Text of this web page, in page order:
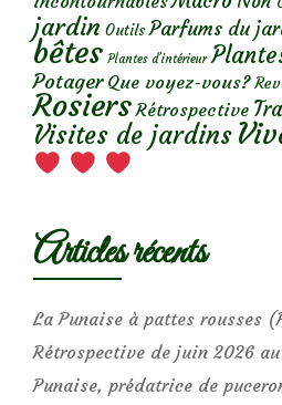
jardin Outils Parfums du
bêtes Plantes d’intérieur
Potager Que voyez-vous?
Rosiers Rétrospective
Visites de jardins
Articles récents
La Punaise à pattes rousses
Rétrospective de juin 2026
Punaise, prédatrice de